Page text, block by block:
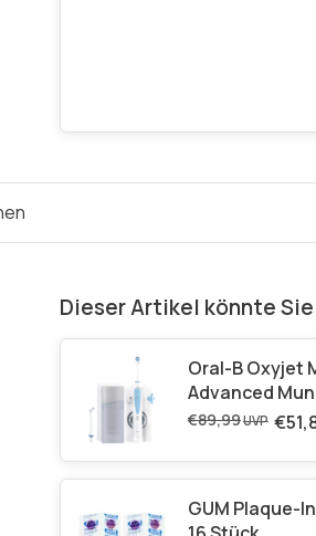
Dieser Artikel könnte
Oral-B Oxyjet
Advanced
€89,99UVP
GUM Plaque-